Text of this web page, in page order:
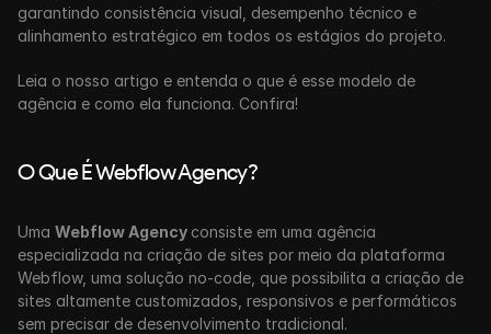
garantindo consistência visual, desempenho técnico e
alinhamento estratégico em todos os estágios do projeto.
Leia o nosso artigo e entenda o que é esse modelo de
agência e como ela funciona. Confira!
O Que É Webflow Agency?
Uma Webflow Agency consiste em uma agência
especializada na criação de sites por meio da plataforma
Webflow, uma solução no-code, que possibilita a criação de
sites altamente customizados, responsivos e performáticos
sem precisar de desenvolvimento tradicional.